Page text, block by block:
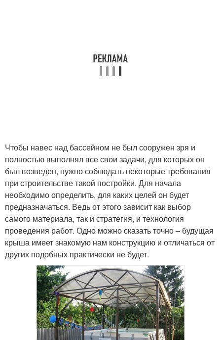
Чтобы навес над бассейном не был сооружен зря и
полностью выполнял все свои задачи, для которых он
был возведен, нужно соблюдать некоторые требования
при строительстве такой постройки. Для начала
необходимо определить, для каких целей он будет
предназначаться. Ведь от этого зависит как выбор
самого материала, так и стратегия, и технология
проведения работ. Одно можно сказать точно – будущая
крыша имеет знакомую нам конструкцию и отличаться от
других подобных практически не будет.